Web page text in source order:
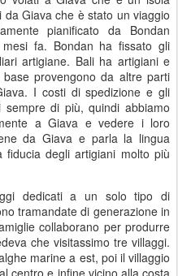
Giava che è stato un viaggio
pianificato da Bondan
fa. Bondan ha fissato gli
artigiane. Bali ha artigiani e
provengono da altre parti
I costi di spedizione e gli
di più, quindi abbiamo
a Giava e vedere i loro
da Giava e parla la lingua
degli artigiani molto più
dedicati a un solo tipo di
tramandate di generazione in
collaborano per produrre
che visitassimo tre villaggi.
marine a est, poi il villaggio